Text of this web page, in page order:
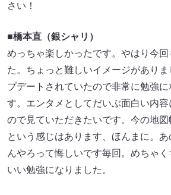
さい！
■橋本直（銀シャリ）
めっちゃ楽しかったです。やはり今
た。ちょっと難しいイメージがあり
プデートされていたので非常に勉強
す。エンタメとしてだいぶ面白い内容
ので見ていただきたいです。今の地
という感じはあります、ほんまに。
んやろって悔しいです毎回。めちゃ
いい勉強になりました。